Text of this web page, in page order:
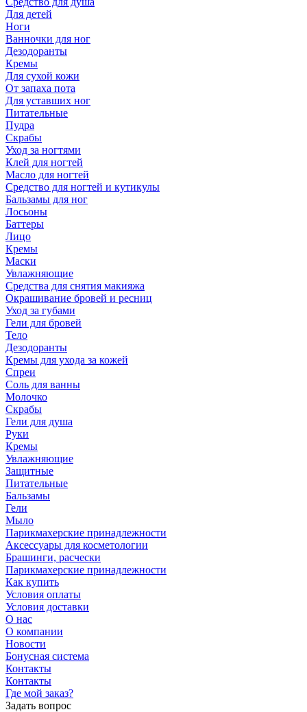
Для детей
Ноги
Ванночки для ног
Дезодоранты
Кремы
Для сухой кожи
От запаха пота
Для уставших ног
Питательные
Пудра
Скрабы
Уход за ногтями
Клей для ногтей
Масло для ногтей
Средство для ногтей и кутикулы
Бальзамы для ног
Лосьоны
Баттеры
Лицо
Кремы
Маски
Увлажняющие
Средства для снятия макияжа
Окрашивание бровей и ресниц
Уход за губами
Гели для бровей
Тело
Дезодоранты
Кремы для ухода за кожей
Спреи
Соль для ванны
Молочко
Скрабы
Гели для душа
Руки
Кремы
Увлажняющие
Защитные
Питательные
Бальзамы
Гели
Мыло
Парикмахерские принадлежности
Аксессуары для косметологии
Брашинги, расчески
Парикмахерские принадлежности
Как купить
Условия оплаты
Условия доставки
О нас
О компании
Новости
Бонусная система
Контакты
Контакты
Где мой заказ?
Задать вопрос